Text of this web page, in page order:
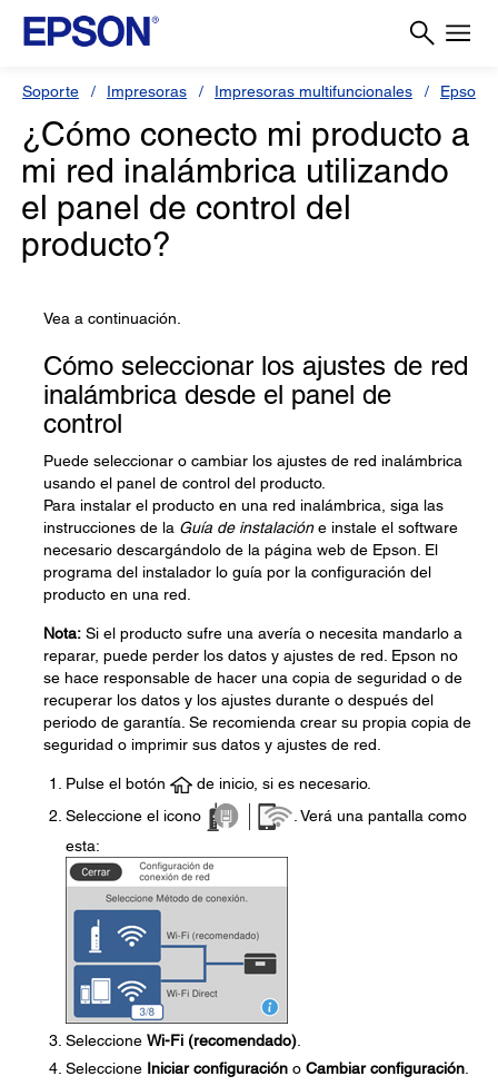
Soporte Impresoras Impresoras multifuncionales Epson
¿Cómo conecto mi producto a
mi red inalámbrica utilizando
el panel de control del
producto?
Vea a continuación.
Cómo seleccionar los ajustes de red
inalámbrica desde el panel de
control
Puede seleccionar o cambiar los ajustes de red inalámbrica
usando el panel de control del producto.
Para instalar el producto en una red inalámbrica, siga las
instrucciones de la Guía de instalacióne instale el software
necesario descargándolo de la página web de Epson. El
programa del instalador lo guía por la configuración del
producto en una red.
Nota: Si el producto sufre una avería o necesita mandarlo a
reparar, puede perder los datos y ajustes de red. Epson no
se hace responsable de hacer una copia de seguridad o de
recuperar los datos y los ajustes durante o después del
periodo de garantía. Se recomienda crear su propia copia de
seguridad o imprimir sus datos y ajustes de red.
Pulse el botón
de inicio, si es necesario.
Seleccione el icono
. Verá una pantalla como
esta:
Seleccione Wi-Fi (recomendado)
Seleccione Iniciar configuración o Cambiar configuración